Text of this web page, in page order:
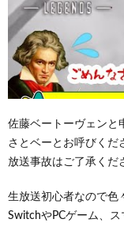
佐藤ベートーヴェンと
さとベーとお呼びくだ
放送事故はご了承くだ
生放送初心者なので色
SwitchやPCゲーム、ス